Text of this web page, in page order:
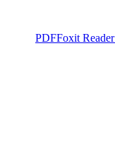
Foxit